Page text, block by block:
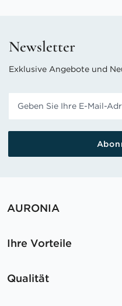
Newsletter
Exklusive Angebote und
AURONIA
Ihre Vorteile
Qualität